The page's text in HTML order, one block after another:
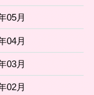
05月
04月
03月
02月